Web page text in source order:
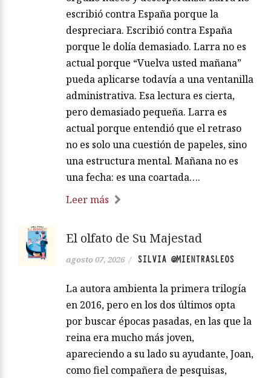
escribió contra España porque la
despreciara. Escribió contra España
porque le dolía demasiado. Larra no es
actual porque “Vuelva usted mañana”
pueda aplicarse todavía a una ventanilla
administrativa. Esa lectura es cierta,
pero demasiado pequeña. Larra es
actual porque entendió que el retraso
no es solo una cuestión de papeles, sino
una estructura mental. Mañana no es
una fecha: es una coartada….
Leer más
El olfato de Su Majestad
agosto 07, 2026 / SILVIA @MIENTRASLEOS
La autora ambienta la primera trilogía
en 2016, pero en los dos últimos opta
por buscar épocas pasadas, en las que la
reina era mucho más joven,
apareciendo a su lado su ayudante, Joan,
como fiel compañera de pesquisas,